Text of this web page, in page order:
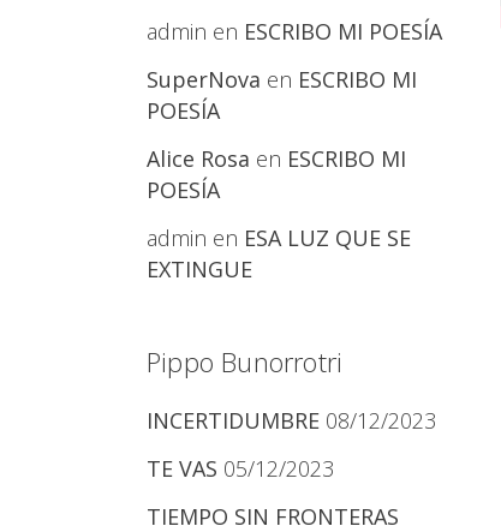
admin en ESCRIBO MI POESÍA
SuperNova en ESCRIBO MI
POESÍA
Alice Rosa en ESCRIBO MI
POESÍA
admin en ESA LUZ QUE SE
EXTINGUE
Pippo Bunorrotri
INCERTIDUMBRE 08/12/2023
TE VAS 05/12/2023
TIEMPO SIN FRONTERAS